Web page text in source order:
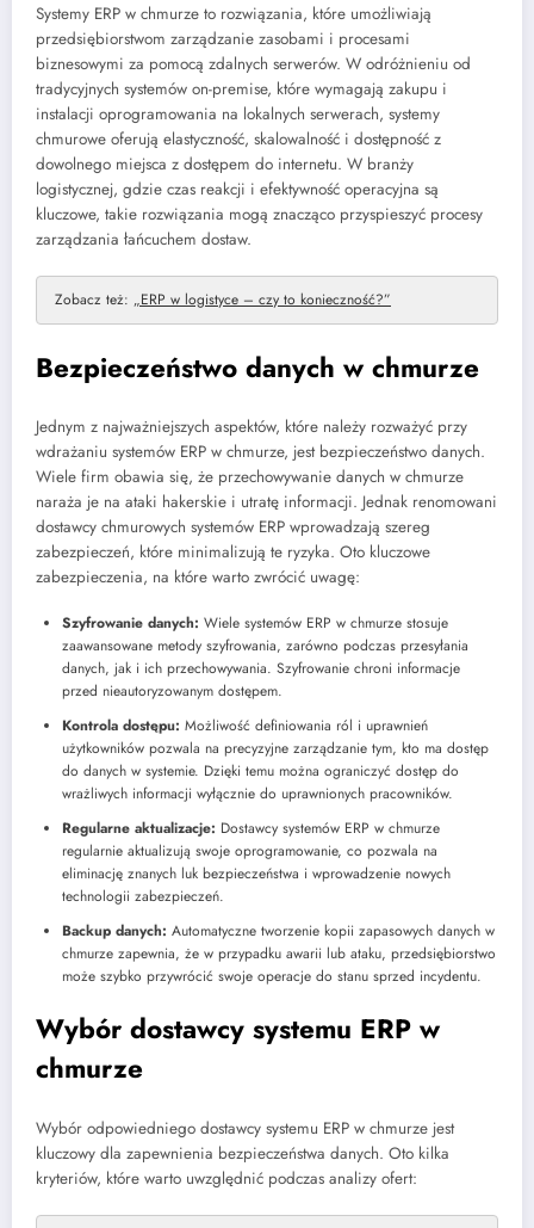
Systemy ERP w chmurze to rozwiązania, które umożliwiają
przedsiębiorstwom zarządzanie zasobami i procesami
biznesowymi za pomocą zdalnych serwerów. W odróżnieniu od
tradycyjnych systemów on-premise, które wymagają zakupu i
instalacji oprogramowania na lokalnych serwerach, systemy
chmurowe oferują elastyczność, skalowalność i dostępność z
dowolnego miejsca z dostępem do internetu. W branży
logistycznej, gdzie czas reakcji i efektywność operacyjna są
kluczowe, takie rozwiązania mogą znacząco przyspieszyć procesy
zarządzania łańcuchem dostaw.
Zobacz też: „ERP w logistyce – czy to konieczność?”
Bezpieczeństwo danych w chmurze
Jednym z najważniejszych aspektów, które należy rozważyć przy
wdrażaniu systemów ERP w chmurze, jest bezpieczeństwo danych.
Wiele firm obawia się, że przechowywanie danych w chmurze
naraża je na ataki hakerskie i utratę informacji. Jednak renomowani
dostawcy chmurowych systemów ERP wprowadzają szereg
zabezpieczeń, które minimalizują te ryzyka. Oto kluczowe
zabezpieczenia, na które warto zwrócić uwagę:
Szyfrowanie danych: Wiele systemów ERP w chmurze stosuje
zaawansowane metody szyfrowania, zarówno podczas przesyłania
danych, jak i ich przechowywania. Szyfrowanie chroni informacje
przed nieautoryzowanym dostępem.
Kontrola dostępu: Możliwość definiowania ról i uprawnień
użytkowników pozwala na precyzyjne zarządzanie tym, kto ma dostęp
do danych w systemie. Dzięki temu można ograniczyć dostęp do
wrażliwych informacji wyłącznie do uprawnionych pracowników.
Regularne aktualizacje: Dostawcy systemów ERP w chmurze
regularnie aktualizują swoje oprogramowanie, co pozwala na
eliminację znanych luk bezpieczeństwa i wprowadzenie nowych
technologii zabezpieczeń.
Backup danych: Automatyczne tworzenie kopii zapasowych danych w
chmurze zapewnia, że w przypadku awarii lub ataku, przedsiębiorstwo
może szybko przywrócić swoje operacje do stanu sprzed incydentu.
Wybór dostawcy systemu ERP w
chmurze
Wybór odpowiedniego dostawcy systemu ERP w chmurze jest
kluczowy dla zapewnienia bezpieczeństwa danych. Oto kilka
kryteriów, które warto uwzględnić podczas analizy ofert: